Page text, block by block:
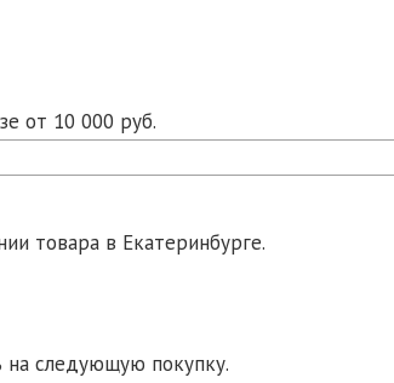
от 10 000 руб.
товара в Екатеринбурге.
на следующую покупку.